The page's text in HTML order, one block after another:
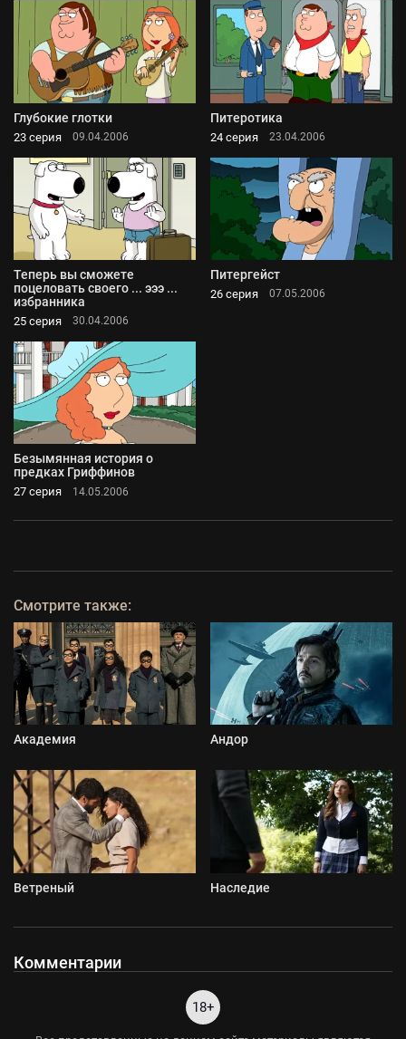
Глубокие глотки
23 серия 09.04.2006
Питеротика
24 серия 23.04.2006
Теперь вы сможете
поцеловать своего ... эээ ...
избранника
25 серия 30.04.2006
Питергейст
26 серия 07.05.2006
Безымянная история о
предках Гриффинов
27 серия 14.05.2006
Смотрите также:
Академия Андор
Ветреный Наследие
Комментарии
18+